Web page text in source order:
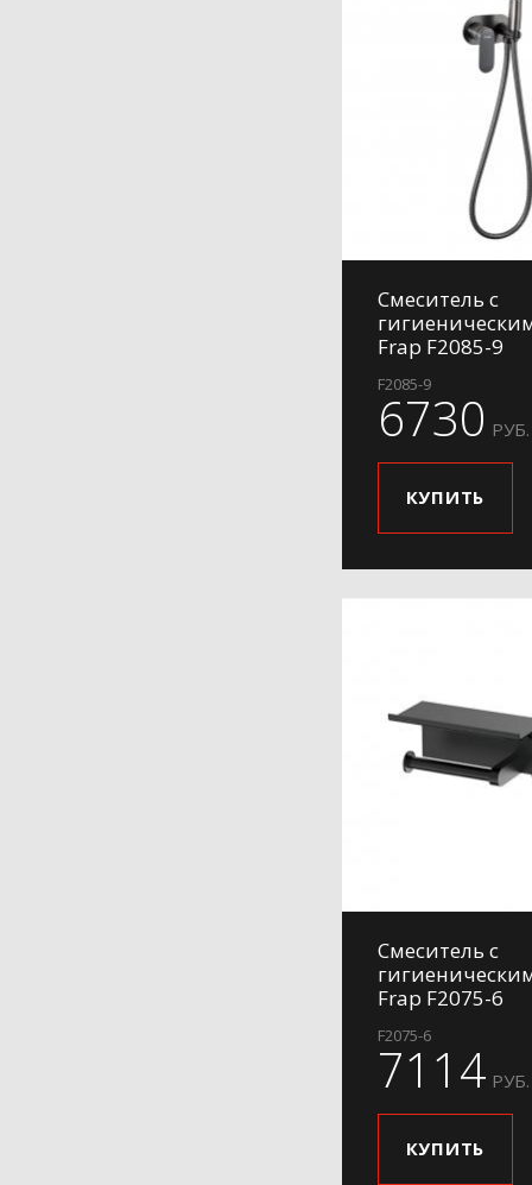
Смеситель с
Frap F2085-9
F2085-9
6730 РУБ.
КУПИТЬ
Смеситель с
Frap F2075-6
F2075-6
7114 РУБ.
КУПИТЬ